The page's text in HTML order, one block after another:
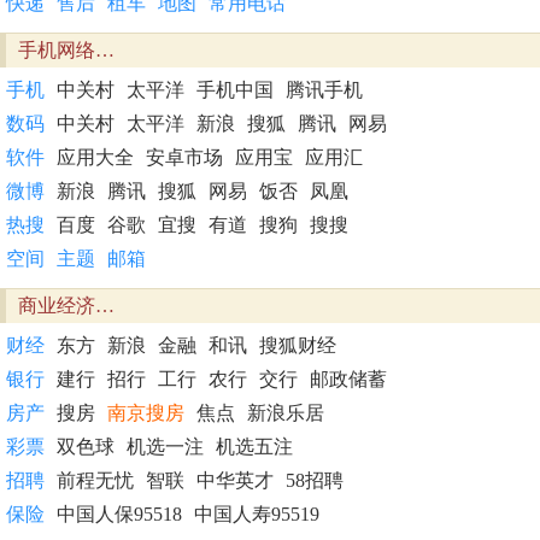
手机网络…
手机
中关村 太平洋 手机中国
腾讯手机
数码
中关村 太平洋 新浪 搜狐 腾讯
网易
软件
应用大全 安卓市场 应用宝
应用汇
微博
新浪 腾讯 搜狐 网易 饭否
凤凰
热搜
百度 谷歌 宜搜 有道 搜狗
搜搜
空间
主题 邮箱
商业经济…
财经
东方 新浪 金融 和讯 搜狐财经
银行 建行 招行 工行 农行 交行
邮政储蓄
房产 搜房 南京搜房 焦点
新浪乐居
彩票 双色球 机选一注
机选五注
招聘 前程无忧 智联 中华英才
58招聘
保险
中国人保95518 中国人寿95519